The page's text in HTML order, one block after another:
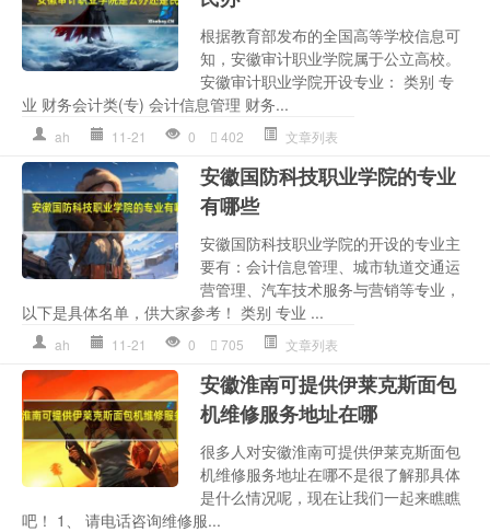
根据教育部发布的全国高等学校信息可
知，安徽审计职业学院属于公立高校。
安徽审计职业学院开设专业： 类别 专
业 财务会计类(专) 会计信息管理 财务...
ah 11-21 0 402 文章列表
安徽国防科技职业学院的专业
有哪些
安徽国防科技职业学院的开设的专业主
要有：会计信息管理、城市轨道交通运
营管理、汽车技术服务与营销等专业，
以下是具体名单，供大家参考！ 类别 专业 ...
ah 11-21 0 705 文章列表
安徽淮南可提供伊莱克斯面包
机维修服务地址在哪
很多人对安徽淮南可提供伊莱克斯面包
机维修服务地址在哪不是很了解那具体
是什么情况呢，现在让我们一起来瞧瞧
吧！ 1、 请电话咨询维修服...